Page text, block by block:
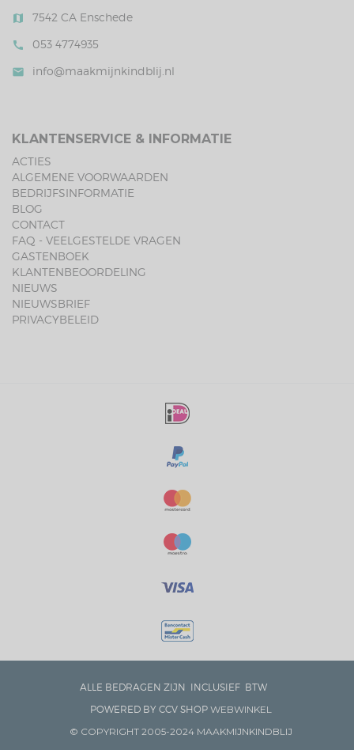
map 7542 CA Enschede
call 053 4774935
mail info@maakmijnkindblij.nl
KLANTENSERVICE & INFORMATIE
ACTIES
ALGEMENE VOORWAARDEN
BEDRIJFSINFORMATIE
BLOG
CONTACT
FAQ - VEELGESTELDE VRAGEN
GASTENBOEK
KLANTENBEOORDELING
NIEUWS
NIEUWSBRIEF
PRIVACYBELEID
ALLE BEDRAGEN ZIJN INCLUSIEF BTW
POWERED BY CCV SHOP WEBWINKEL
© COPYRIGHT 2005-2024 MAAKMIJNKINDBLIJ